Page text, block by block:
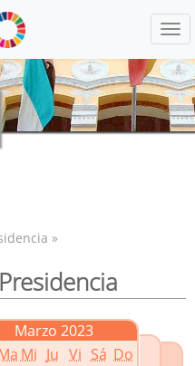
»
Marzo 2023
Mi Ju Vi Sá Do